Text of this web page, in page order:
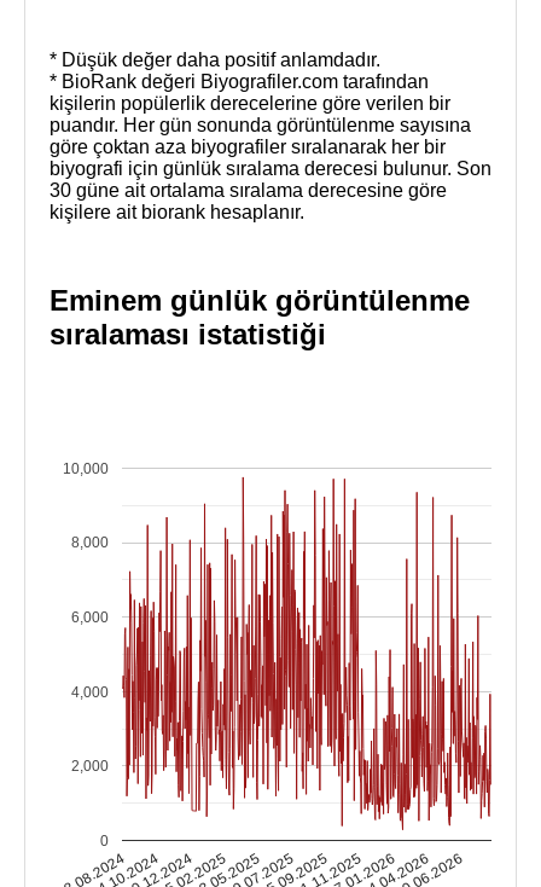
* Düşük değer daha positif anlamdadır.
* BioRank değeri Biyografiler.com tarafından
kişilerin popülerlik derecelerine göre verilen bir
puandır. Her gün sonunda görüntülenme sayısına
göre çoktan aza biyografiler sıralanarak her bir
biyografi için günlük sıralama derecesi bulunur. Son
30 güne ait ortalama sıralama derecesine göre
kişilere ait biorank hesaplanır.
Eminem günlük görüntülenme
sıralaması istatistiği
08.08.2024
14.10.2024
20.12.2024
25.02.2025
03.05.2025
09.07.2025
15.09.2025
21.11.2025
27.01.2026
04.04.2026
10.06.2026
0
2,000
4,000
6,000
8,000
10,000